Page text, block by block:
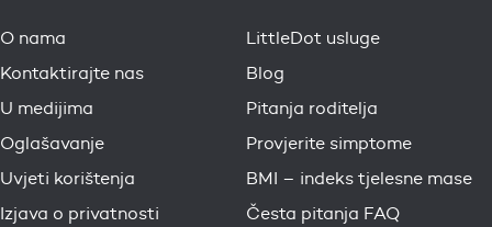
O nama
Kontaktirajte nas
U medijima
Oglašavanje
Uvjeti korištenja
Izjava o privatnosti
LittleDot usluge
Blog
Pitanja roditelja
Provjerite simptome
BMI – indeks tjelesne mase
Česta pitanja FAQ